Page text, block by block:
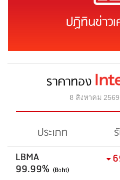
ปฏิทินข่าว
ราคาทอง
8 สิงหาคม
ประเภท
LBMA
99.99% (Baht)